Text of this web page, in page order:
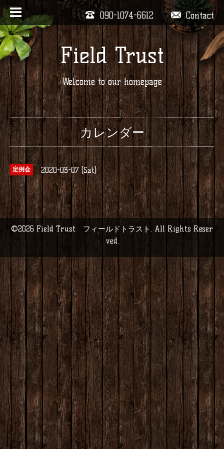
Contact
090-1074-6612
Field Trust
Welcome to our homepage
カレンダー
定例会 2020-03-07 (Sat)
©2026 Field Trust フィールドトラスト. All Rights Reser
ved.